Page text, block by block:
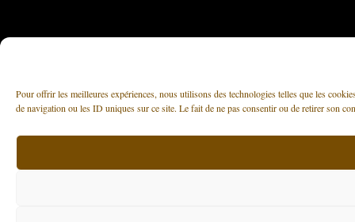
Pour offrir les meilleures expériences, nous utilisons des technologies telles que les
de navigation ou les ID uniques sur ce site. Le fait de ne pas consentir ou de retirer son